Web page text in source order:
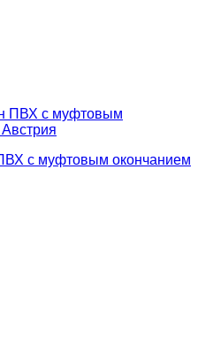
с муфтовым окончанием